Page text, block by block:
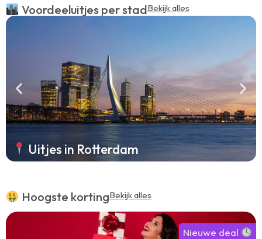
Voordeeluitjes per stadBekijk alles
Uitjes in Rotterdam
Hoogste kortingBekijk alles
Nieuwe deal